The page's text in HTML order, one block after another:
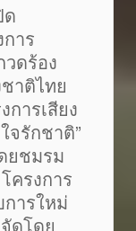
ด
าร
วดร้อง
าติไทย
การเสียง
จรักชาติ”
ยชมรม
ครงการ
การใหม่
ดโดย